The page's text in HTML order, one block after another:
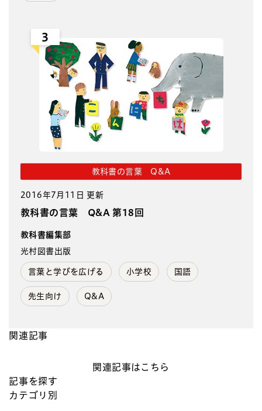
3
教科書の言葉 Q&A
2016年7月11日 更新
教科書の言葉 Q&A 第18回
教科書編集部
光村図書出版
言葉と学びを広げる 小学校 国語
先生向け Q&A
関連記事
関連記事はこちら
記事を探す
カテゴリ別